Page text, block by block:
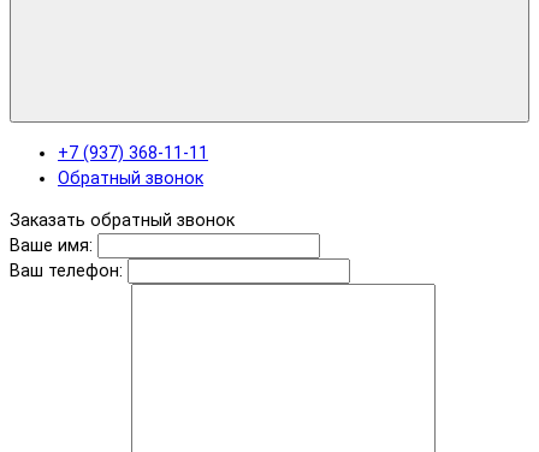
+7 (937) 368-11-11
Обратный звонок
Заказать обратный звонок
Ваше имя:
Ваш телефон: